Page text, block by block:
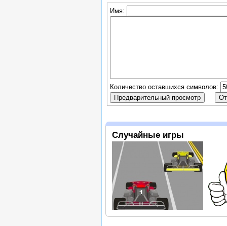
Имя:
Количество оставшихся символов:
Случайные игры